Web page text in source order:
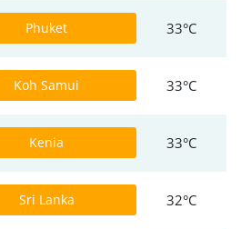
Phuket 33°C
Koh Samui 33°C
Kenia 33°C
Sri Lanka 32°C